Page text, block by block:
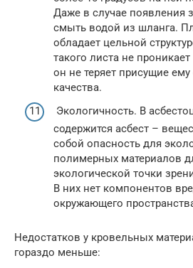
Даже в случае появления
смыть водой из шланга.
обладает цельной
такого листа не
он не теряет присущие
качества.
Экологичность. В
содержится асбест –
собой опасность для
полимерных материалов
экологической точки
В них нет компонентов
окружающего
Недостатков у кровельных
гораздо меньше: